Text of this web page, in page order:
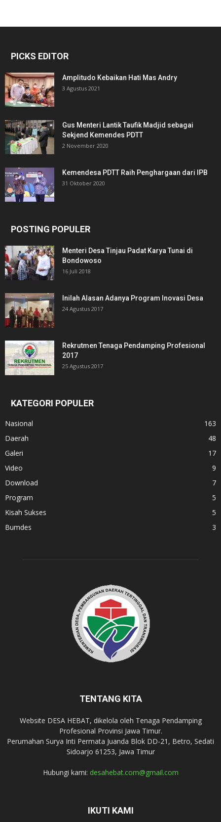
PICKS EDITOR
Amplitudo Kebaikan Hati Mas Andry
3 Agustus 2021
Gus Menteri Lantik Taufik Madjid sebagai
Sekjend Kemendes PDTT
2 November 2020
Kemendesa PDTT Raih Penghargaan dari IPB
31 Oktober 2020
POSTING POPULER
Menteri Desa Tinjau Padat Karya Tunai di
Bondowoso
16 Juli 2018
Inilah Alasan Adanya Program Inovasi Desa
24 Agustus 2017
Rekrutmen Tenaga Pendamping Profesional
2017
25 Agustus 2017
KATEGORI POPULER
Nasional
163
Daerah
48
Galeri
17
Video
9
Download
7
Program
5
Kisah Sukses
5
Bumdes
3
TENTANG KITA
Website DESA HEBAT, dikelola oleh Tenaga Pendamping
Profesional Provinsi Jawa Timur.
Perumahan Surya Inti Permata Juanda Blok DD-21, Betro, Sedati
Sidoarjo 61253, Jawa Timur
Hubungi kami: desahebat.com@gmail.com
IKUTI KAMI